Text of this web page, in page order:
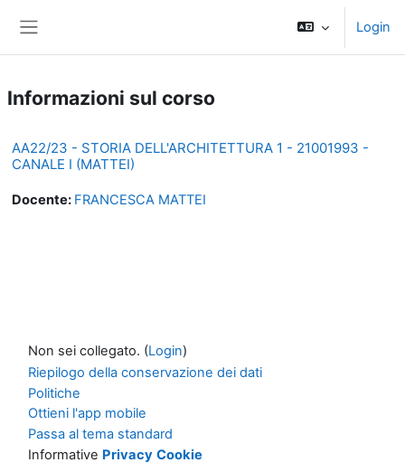
Login
Informazioni sul corso
AA22/23 - STORIA DELL'ARCHITETTURA 1 - 21001993 -
CANALE I (MATTEI)
Docente: FRANCESCA MATTEI
Non sei collegato. (Login)
Riepilogo della conservazione dei dati
Politiche
Ottieni l'app mobile
Passa al tema standard
Informative Privacy Cookie